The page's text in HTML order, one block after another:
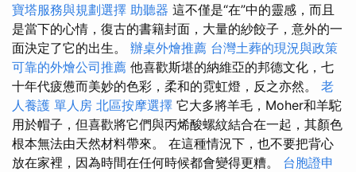
寶塔服務與規劃選擇 助聽器 這不僅是“在”中的靈感，而且
是當下的心情，復古的書籍封面，大量的紗餃子，意外的一
面決定了它的出生。 辦桌外燴推薦 台灣土葬的現況與政策
可靠的外燴公司推薦 他喜歡斯堪的納維亞的邦德文化，七
十年代疲憊而美妙的色彩，柔和的霓虹燈，反之亦然。 老
人養護 單人房 北區按摩選擇 它大多將羊毛，Moher和羊駝
用於帽子，但喜歡將它們與丙烯酸螺紋結合在一起，其顏色
根本無法由天然材料帶來。 在這種情況下，也不要把背心
放在家裡，因為時間在任何時候都會變得更糟。 台胞證申